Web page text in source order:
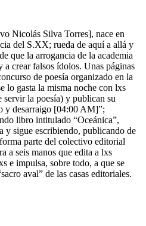
Nicolás Silva Torres], nace en
del S.XX; rueda de aquí a allá y
que la arrogancia de la academia
a crear falsos ídolos. Unas páginas
de poesía organizado en la
lo gasta la misma noche con lxs
servir la poesía) y publican su
y desarraigo [04:00 AM]”;
libro intitulado “Oceánica”,
y sigue escribiendo, publicando de
parte del colectivo editorial
a seis manos que edita a lxs
e impulsa, sobre todo, a que se
aval” de las casas editoriales.